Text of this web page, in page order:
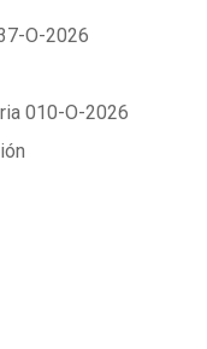
O-2026
010-O-2026